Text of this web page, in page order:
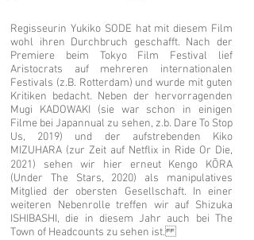
Regisseurin Yukiko SODE hat mit diesem Film
wohl ihren Durchbruch geschafft. Nach der
Premiere beim Tokyo Film Festival lief
Aristocrats auf mehreren internationalen
Festivals (z.B. Rotterdam) und wurde mit guten
Kritiken bedacht. Neben der hervorragenden
Mugi KADOWAKI (sie war schon in einigen
Filme bei Japannual zu sehen, z.b. Dare To Stop
Us, 2019) und der aufstrebenden Kiko
MIZUHARA (zur Zeit auf Netflix in Ride Or Die,
2021) sehen wir hier erneut Kengo KŌRA
(Under The Stars, 2020) als manipulatives
Mitglied der obersten Gesellschaft. In einer
weiteren Nebenrolle treffen wir auf Shizuka
ISHIBASHI, die in diesem Jahr auch bei The
Town of Headcounts zu sehen ist.